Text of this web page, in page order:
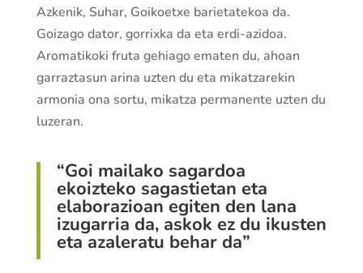
Azkenik, Suhar, Goikoetxe barietatekoa da.
Goizago dator, gorrixka da eta erdi-azidoa.
Aromatikoki fruta gehiago ematen du, ahoan
garraztasun arina uzten du eta mikatzarekin
armonia ona sortu, mikatza permanente uzten du
luzeran.
“Goi mailako sagardoa
ekoizteko sagastietan eta
elaborazioan egiten den lana
izugarria da, askok ez du ikusten
eta azaleratu behar da”